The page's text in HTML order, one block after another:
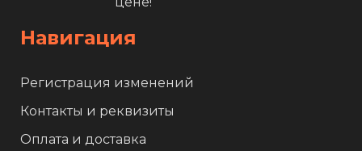
Навигация
Регистрация изменений
Контакты и реквизиты
Оплата и доставка